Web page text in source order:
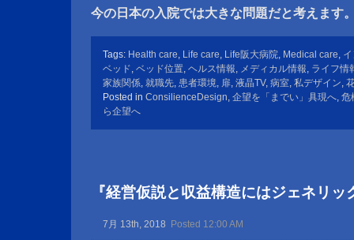
今の日本の入院では大きな問題だと考えます
Tags: Health care, Life care, Life阪大病院, Medical care,
ベッド, ベッド位置, ヘルス情報, メディカル情報, ライフ情
家族関係, 就職先, 患者環境, 扉, 液晶TV, 病室, 私デザイン,
Posted in ConsilienceDesign, 企望を「までい」具現へ, 危
ら企望へ
『経営仮説と収益構造にはジェネリッ
7月 13th, 2018 Posted 12:00 AM